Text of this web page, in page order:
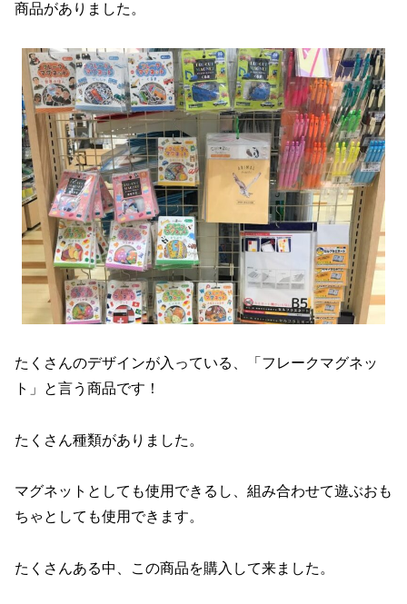
商品がありました。
たくさんのデザインが入っている、「フレークマグネッ
ト」と言う商品です！
たくさん種類がありました。
マグネットとしても使用できるし、組み合わせて遊ぶおも
ちゃとしても使用できます。
たくさんある中、この商品を購入して来ました。